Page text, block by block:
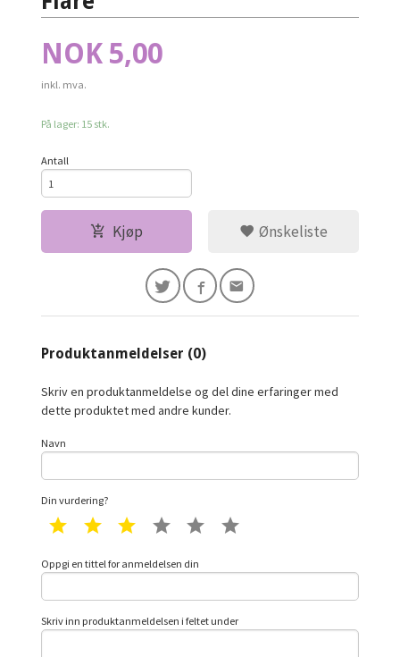
Pris
NOK 5,00
inkl. mva.
På lager: 15 stk.
Antall
Kjøp Ønskeliste
Produktanmeldelser (0)
Skriv en produktanmeldelse og del dine erfaringer med
dette produktet med andre kunder.
Navn
Din vurdering?
1 star 2 star 3 star 4 star 5 star
Oppgi en tittel for anmeldelsen din
Skriv inn produktanmeldelsen i feltet under